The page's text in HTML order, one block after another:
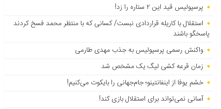
پرسپولیس قید این ۲ ستاره را زد!
استقلال با کاریله قراردادی نبست/ کسانی که با منتظر محمد فسخ کردند
پاسخگو باشند
واکنش رسمی پرسپولیس به جذب مهدی طارمی
زمان قرعه کشی لیگ یک مشخص شد
خشم یوفا از اینفانتینو؛ جام‌جهانی را بایکوت می‌کنیم!
آسانی نمی‌تواند برای استقلال بازی کند!